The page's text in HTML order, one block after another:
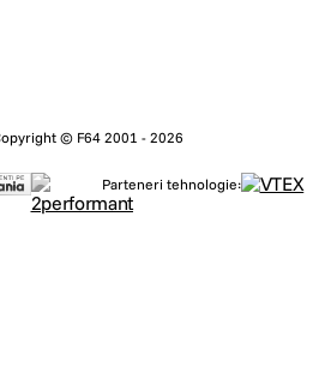
© F64 2001 - 2026
Parteneri tehnologie: